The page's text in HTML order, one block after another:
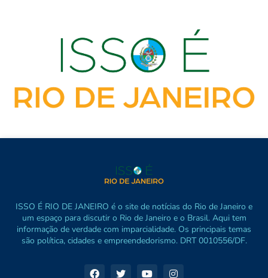
ISSO É RIO DE JANEIRO é o site de notícias do Rio de Janeiro e
um espaço para discutir o Rio de Janeiro e o Brasil. Aqui tem
informação de verdade com imparcialidade. Os principais temas
são política, cidades e empreendedorismo. DRT 0010556/DF.